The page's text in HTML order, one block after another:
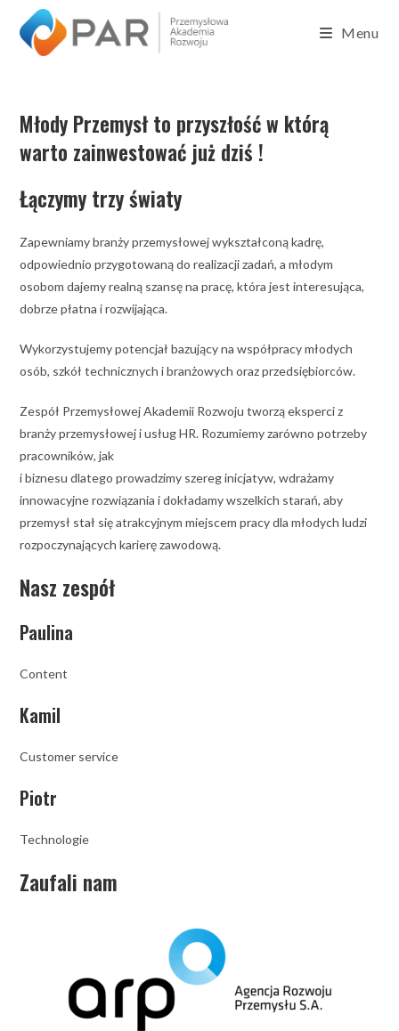
Menu
Młody Przemysł to przyszłość w którą
warto zainwestować już dziś !
Łączymy trzy światy
Zapewniamy branży przemysłowej wykształconą kadrę,
odpowiednio przygotowaną do realizacji zadań, a młodym
osobom dajemy realną szansę na pracę, która jest interesująca,
dobrze płatna i rozwijająca.
Wykorzystujemy potencjał bazujący na współpracy młodych
osób, szkół technicznych i branżowych oraz przedsiębiorców.
Zespół Przemysłowej Akademii Rozwoju tworzą eksperci z
branży przemysłowej i usług HR. Rozumiemy zarówno potrzeby
pracowników, jak
i biznesu dlatego prowadzimy szereg inicjatyw, wdrażamy
innowacyjne rozwiązania i dokładamy wszelkich starań, aby
przemysł stał się atrakcyjnym miejscem pracy dla młodych ludzi
rozpoczynających karierę zawodową.
Nasz zespół
Paulina
Content
Kamil
Customer service
Piotr
Technologie
Zaufali nam